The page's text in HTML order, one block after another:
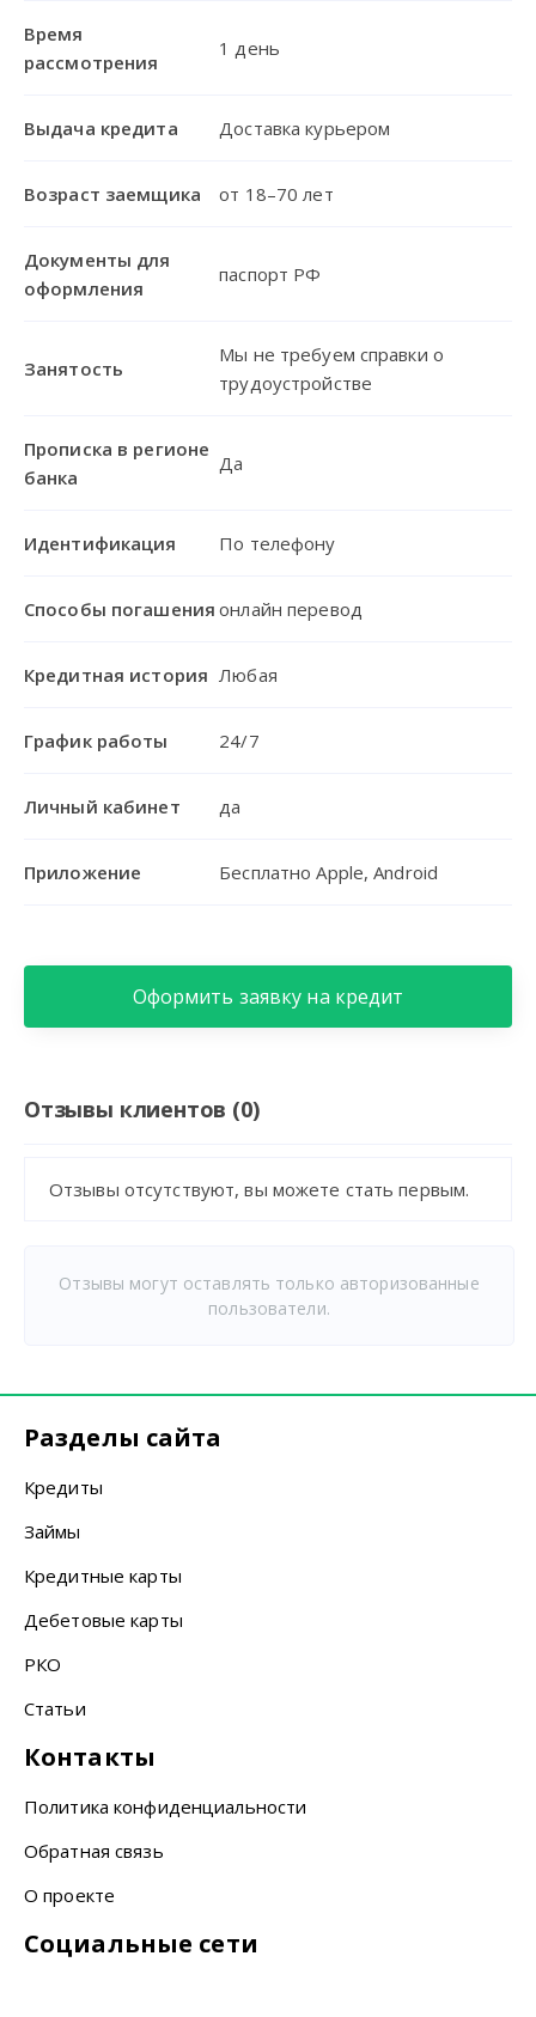
Время
рассмотрения
1 день
Выдача кредита Доставка курьером
Возраст заемщика от 18–70 лет
Документы для
оформления
паспорт РФ
Занятость
Мы не требуем справки о
трудоустройстве
Прописка в регионе
банка
Да
Идентификация По телефону
Способы погашения онлайн перевод
Кредитная история Любая
График работы 24/7
Личный кабинет да
Приложение Бесплатно Apple, Android
Оформить заявку на кредит
Отзывы клиентов (0)
Отзывы отсутствуют, вы можете стать первым.
Отзывы могут оставлять только авторизованные
пользователи.
Разделы сайта
Кредиты
Займы
Кредитные карты
Дебетовые карты
РКО
Статьи
Контакты
Политика конфиденциальности
Обратная связь
О проекте
Социальные сети